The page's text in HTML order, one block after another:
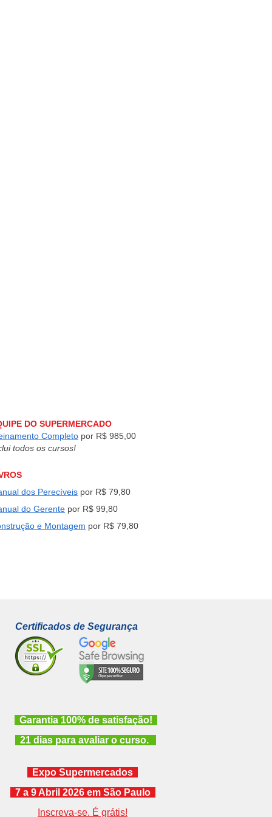
DO SUPERMERCADO
Completo por R$ 985,00
todos os cursos!
dos Perecíveis por R$ 79,80
do Gerente por R$ 99,80
e Montagem por R$ 79,80
Certificados de Segurança
Garantia 100% de satisfação!
21 dias para avaliar o curso.
Expo Supermercados
7 a 9 Abril 2026 em São Paulo
Inscreva-se. É grátis!